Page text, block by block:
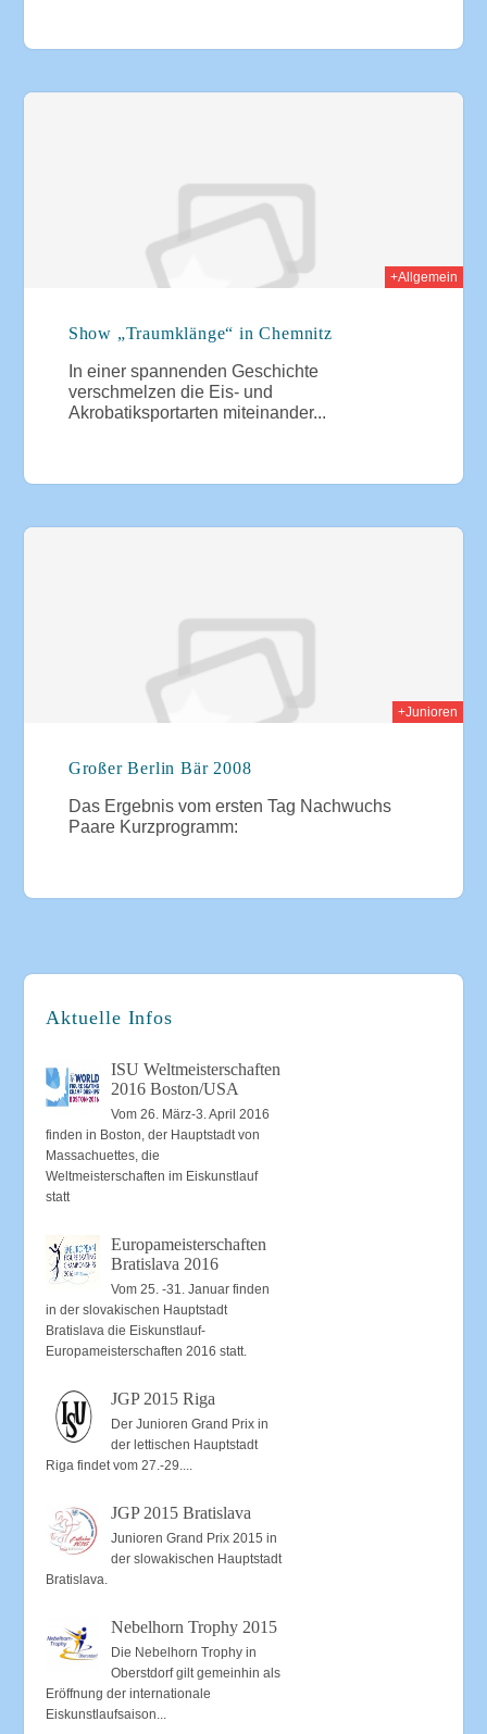
+Allgemein
Show „Traumklänge“ in Chemnitz
In einer spannenden Geschichte
verschmelzen die Eis- und
Akrobatiksportarten miteinander...
+Junioren
Großer Berlin Bär 2008
Das Ergebnis vom ersten Tag Nachwuchs
Paare Kurzprogramm:
Aktuelle Infos
ISU Weltmeisterschaften
2016 Boston/USA
Vom 26. März-3. April 2016
finden in Boston, der Hauptstadt von
Massachuettes, die
Weltmeisterschaften im Eiskunstlauf
statt
Europameisterschaften
Bratislava 2016
Vom 25. -31. Januar finden
in der slovakischen Hauptstadt
Bratislava die Eiskunstlauf-
Europameisterschaften 2016 statt.
JGP 2015 Riga
Der Junioren Grand Prix in
der lettischen Hauptstadt
Riga findet vom 27.-29....
JGP 2015 Bratislava
Junioren Grand Prix 2015 in
der slowakischen Hauptstadt
Bratislava.
Nebelhorn Trophy 2015
Die Nebelhorn Trophy in
Oberstdorf gilt gemeinhin als
Eröffnung der internationale
Eiskunstlaufsaison...